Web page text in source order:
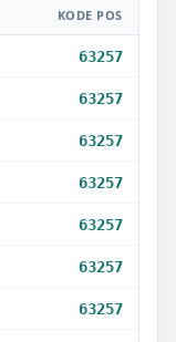
KODE POS
63257
63257
63257
63257
63257
63257
63257